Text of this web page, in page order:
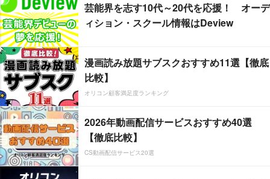
芸能界を志す10代～20代を応援！ オーデ
ィション・スクール情報はDeview
漫画読み放題サブスクおすすめ11選【徹底
比較】
オリコン顧客満足度ランキング
2026年動画配信サービスおすすめ40選
【徹底比較】
CS動画配信サービス20選